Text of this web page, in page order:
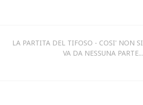
LA PARTITA DEL TIFOSO - COSI' NON SI
VA DA NESSUNA PARTE...